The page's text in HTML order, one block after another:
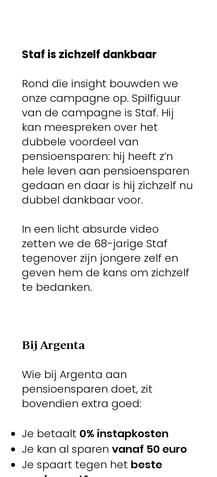
Bij Argenta
Wie bij Argenta aan
pensioensparen doet, zit
bovendien extra goed:
Je betaalt 0% instapkosten
Je kan al sparenvanaf 50 euro
Je spaart tegen het beste
Staf is zichzelf dankbaar
Rond die insight bouwden we
onze campagne op. Spilfiguur
van de campagne is Staf. Hij
kan meespreken over het
dubbele voordeel van
pensioensparen: hij heeft z’n
hele leven aan pensioensparen
gedaan en daar is hij zichzelf nu
dubbel dankbaar voor.
In een licht absurde video
zetten we de 68-jarige Staf
tegenover zijn jongere zelf en
geven hem de kans om zichzelf
te bedanken.